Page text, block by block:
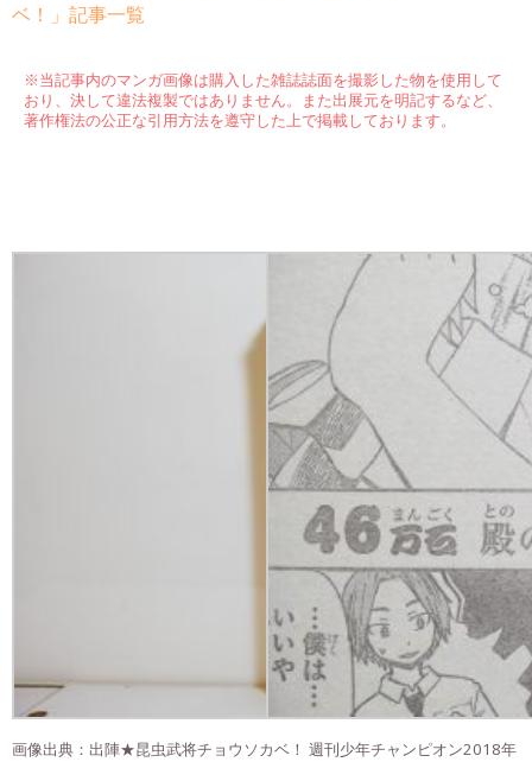
ベ！」記事一覧
※当記事内のマンガ画像は購入した雑誌誌面を撮影した物を使用して
おり、決して違法複製ではありません。また出展元を明記するなど、
著作権法の公正な引用方法を遵守した上で掲載しております。
画像出典：出陣★昆虫武将チョウソカベ！ 週刊少年チャンピオン2018年